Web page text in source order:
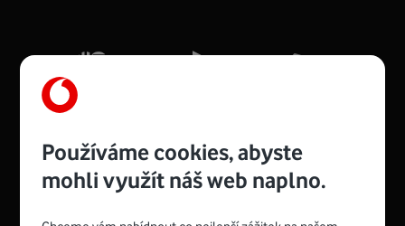
Více o COMPAL CH7465VF
Používáme cookies, abyste
mohli využít náš web naplno.